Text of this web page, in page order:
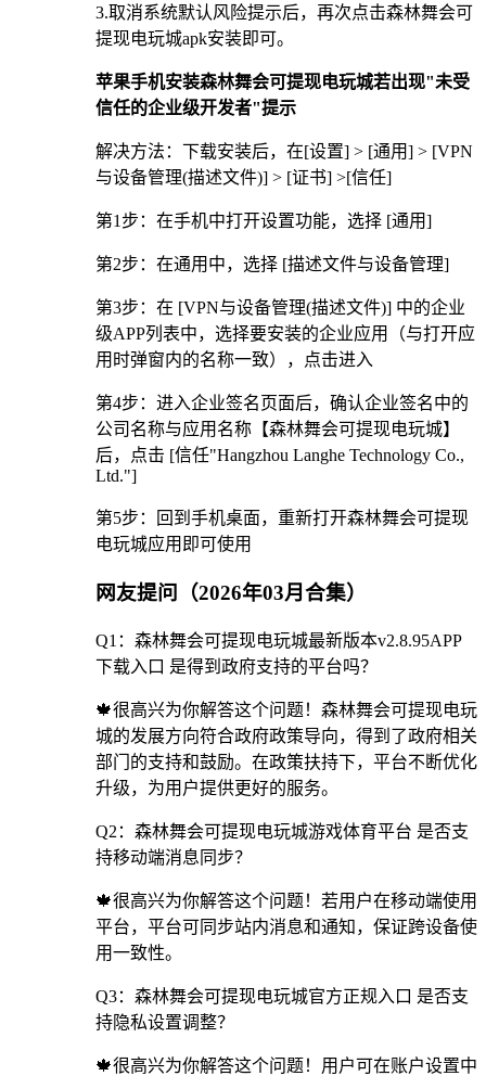
3.取消系统默认风险提示后，再次点击森林舞会可
提现电玩城apk安装即可。
苹果手机安装森林舞会可提现电玩城若出现"未受
信任的企业级开发者"提示
解决方法：下载安装后，在[设置] > [通用] > [VPN
与设备管理(描述文件)] > [证书] >[信任]
第1步：在手机中打开设置功能，选择 [通用]
第2步：在通用中，选择 [描述文件与设备管理]
第3步：在 [VPN与设备管理(描述文件)] 中的企业
级APP列表中，选择要安装的企业应用（与打开应
用时弹窗内的名称一致），点击进入
第4步：进入企业签名页面后，确认企业签名中的
公司名称与应用名称【森林舞会可提现电玩城】
后，点击 [信任"Hangzhou Langhe Technology Co.,
Ltd."]
第5步：回到手机桌面，重新打开森林舞会可提现
电玩城应用即可使用
网友提问（2026年03月合集）
Q1：森林舞会可提现电玩城最新版本v2.8.95APP
下载入口 是得到政府支持的平台吗？
🍁很高兴为你解答这个问题！森林舞会可提现电玩
城的发展方向符合政府政策导向，得到了政府相关
部门的支持和鼓励。在政策扶持下，平台不断优化
升级，为用户提供更好的服务。
Q2：森林舞会可提现电玩城游戏体育平台 是否支
持移动端消息同步？
🍁很高兴为你解答这个问题！若用户在移动端使用
平台，平台可同步站内消息和通知，保证跨设备使
用一致性。
Q3：森林舞会可提现电玩城官方正规入口 是否支
持隐私设置调整？
🍁很高兴为你解答这个问题！用户可在账户设置中